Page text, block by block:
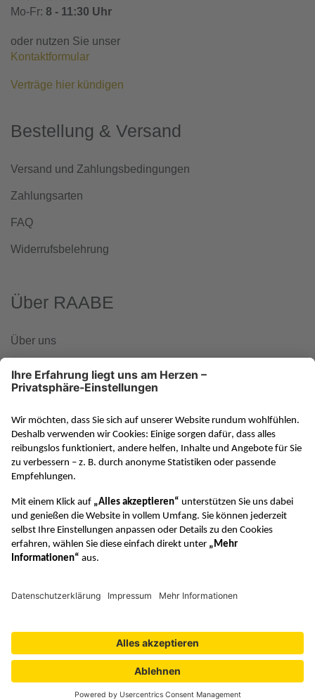
Mo-Fr: 8 - 11:30 Uhr
oder nutzen Sie unser
Kontaktformular
Verträge hier kündigen
Bestellung & Versand
Versand und Zahlungsbedingungen
Zahlungsarten
FAQ
Widerrufsbelehrung
Über RAABE
Über uns
RAABE in den sozialen Medien
VERTRAG WIDERRUFEN
Datenschutzeinstellungen Barrierefreiheit Lizenzbedingungen
Datenschutz Unsere AGB